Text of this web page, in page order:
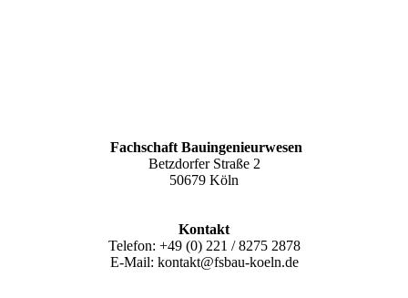
Fachschaft Bauingenieurwesen
Betzdorfer Straße 2
50679 Köln
Kontakt
Telefon: +49 (0) 221 / 8275 2878
E-Mail: kontakt@fsbau-koeln.de